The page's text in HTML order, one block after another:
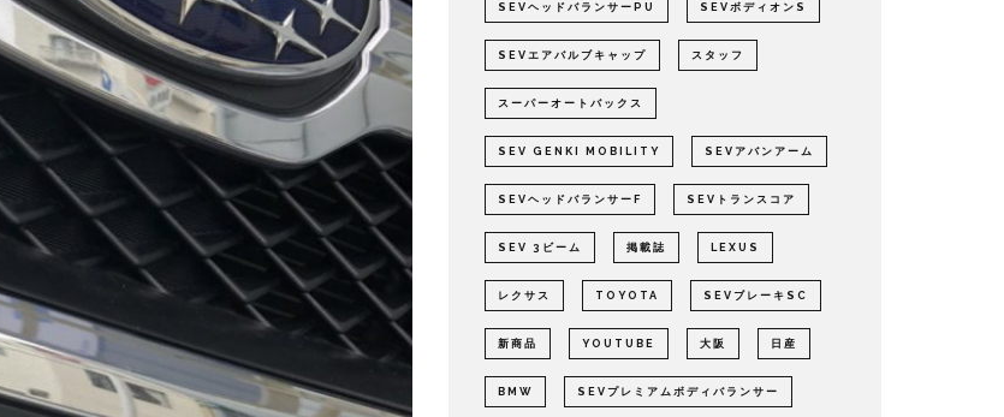
SEVヘッドバランサーPU SEVボディオンS
SEVエアバルブキャップ スタッフ
スーパーオートバックス
SEV GENKI MOBILITY SEVアバンアーム
SEVヘッドバランサーF SEVトランスコア
SEV 3ビーム 掲載誌 LEXUS
レクサス TOYOTA SEVブレーキSC
新商品 YOUTUBE 大阪 日産
BMW SEVプレミアムボディバランサー